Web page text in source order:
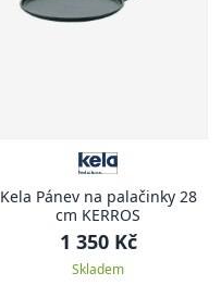
Kela Pánev na palačinky 28
cm KERROS
1 350 Kč
Skladem